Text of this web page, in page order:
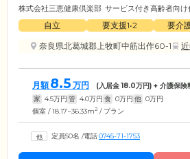
株式会社三恵健康倶楽部 サービス付き高齢者向け
自立 要支援1•2 要介
奈良県北葛城郡上牧町中筋出作60-1
月額 8.5 万円 (入居金18.0万円) + 介護保険
家 4.5万円 管 4.0万円 食 0万円 他 0万円
個室 / 18.17~36.33m2 / プラン
定員50名 /電話0745-71-1753